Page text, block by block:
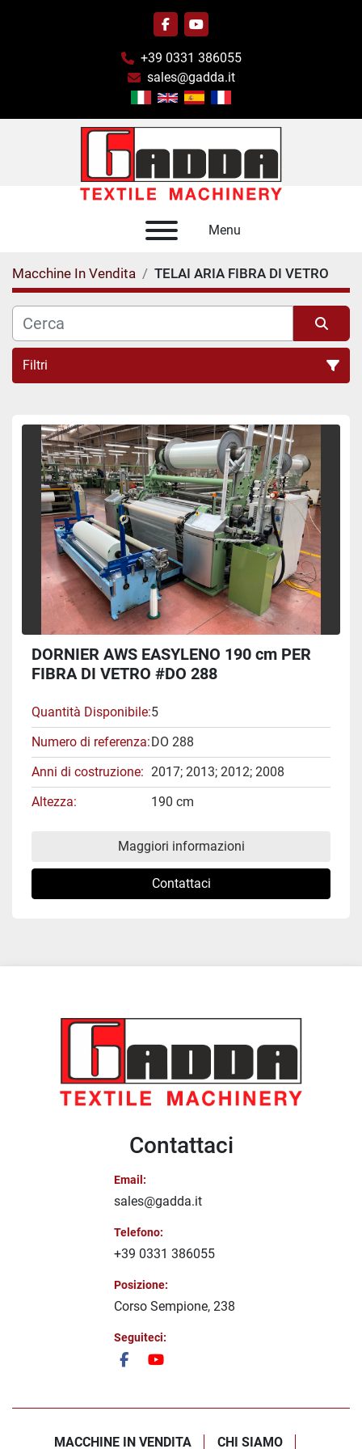
facebookyoutube
+39 0331 386055
sales@gadda.it
Menu
Macchine In Vendita TELAI ARIA FIBRA DI VETRO
Filtri
Ordina per
DORNIER AWS EASYLENO 190 cm PER
FIBRA DI VETRO #DO 288
Quantità Disponibile 5
Numero di referenza DO 288
Anni di costruzione
2017; 2013; 2012; 2008
Altezza
190 cm
Maggiori informazioni
Contattaci
Contattaci
Email:
sales@gadda.it
Telefono:
+39 0331 386055
Posizione:
Corso Sempione, 238
Seguiteci:
facebookyoutube
MACCHINE IN VENDITA CHI SIAMO